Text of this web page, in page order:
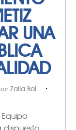
UNA
Zalla Bai
dispuesto